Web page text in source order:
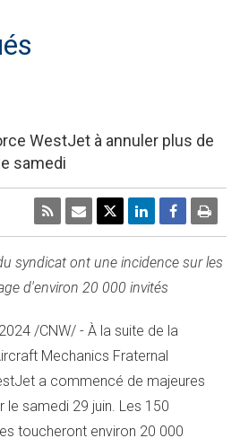
WestJet à annuler plus de
samedi
syndicat ont une incidence sur les
d'environ 20 000 invités
/CNW/ - À la suite de la
Mechanics Fraternal
a commencé de majeures
le samedi 29 juin. Les 150
toucheront environ 20 000